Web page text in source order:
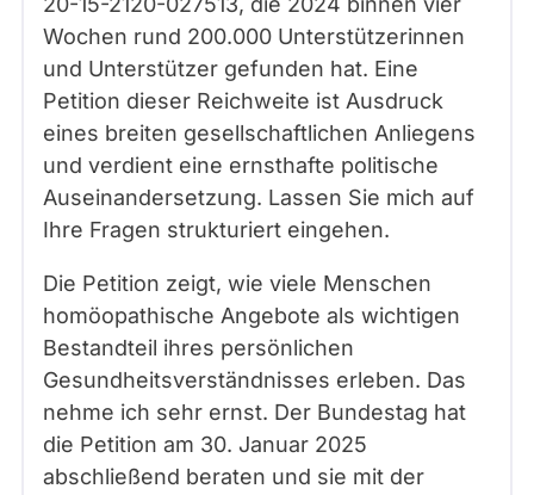
Wochen rund 200.000 Unterstützerinnen
und Unterstützer gefunden hat. Eine
Petition dieser Reichweite ist Ausdruck
eines breiten gesellschaftlichen Anliegens
und verdient eine ernsthafte politische
Auseinandersetzung. Lassen Sie mich auf
Ihre Fragen strukturiert eingehen.
Die Petition zeigt, wie viele Menschen
homöopathische Angebote als wichtigen
Bestandteil ihres persönlichen
Gesundheitsverständnisses erleben. Das
nehme ich sehr ernst. Der Bundestag hat
die Petition am 30. Januar 2025
abschließend beraten und sie mit der